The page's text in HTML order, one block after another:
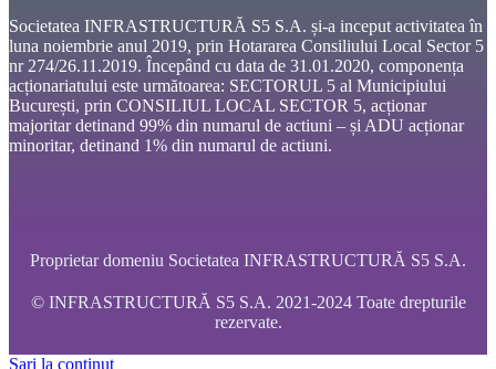
Societatea INFRASTRUCTURĂ S5 S.A. și-a inceput activitatea în
luna noiembrie anul 2019, prin Hotararea Consiliului Local Sector 5
nr 274/26.11.2019. Începând cu data de 31.01.2020, componența
acționariatului este următoarea: SECTORUL 5 al Municipiului
București, prin CONSILIUL LOCAL SECTOR 5, acționar
majoritar detinand 99% din numarul de actiuni – și ADU acționar
minoritar, detinand 1% din numarul de actiuni.
Proprietar domeniu Societatea INFRASTRUCTURĂ S5 S.A.
© INFRASTRUCTURĂ S5 S.A. 2021-2024 Toate drepturile
rezervate.
Sari la conținut